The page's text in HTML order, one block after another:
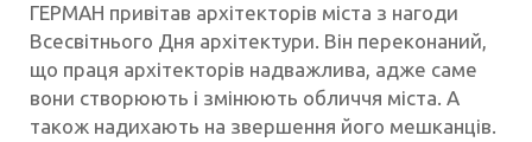
ГЕРМАН привітав архітекторів міста з нагоди
Всесвітнього Дня архітектури. Він переконаний,
що праця архітекторів надважлива, адже саме
вони створюють і змінюють обличчя міста. А
також надихають на звершення його мешканців.